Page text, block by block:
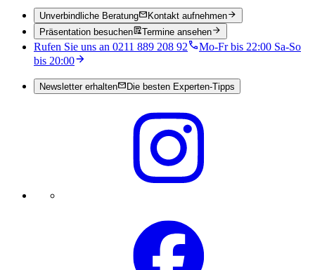
Unverbindliche Beratung
Kontakt aufnehmen
Präsentation besuchen
Termine ansehen
Rufen Sie uns an 0211 889 208 92
Mo-Fr bis 22:00 Sa-So
bis 20:00
Newsletter erhalten Die besten Experten-Tipps